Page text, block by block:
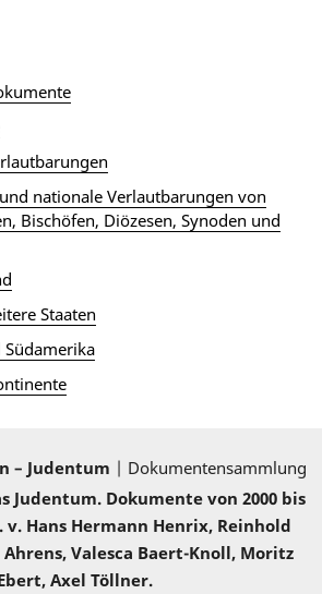
nationale Verlautbarungen von
Bischöfen, Diözesen, Synoden und
Staaten
– Judentum | Dokumentensammlung
Judentum. Dokumente von 2000 bis
Hans Hermann Henrix, Reinhold
Ahrens, Valesca Baert-Knoll, Moritz
Axel Töllner.